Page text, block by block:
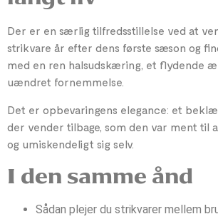
Der er en særlig tilfredsstillelse ved at
strikvare år efter dens første sæson og
med en ren halsudskæring, et flydende
uændret fornemmelse.
Det er opbevaringens elegance: et
der vender tilbage, som den var ment til
og umiskendeligt sig selv.
I den samme ånd
Sådan plejer du strikvarer mellem